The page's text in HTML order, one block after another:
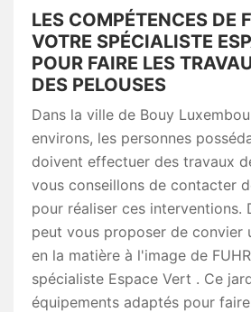
LES COMPÉTENCES DE
VOTRE SPÉCIALISTE
POUR FAIRE LES
DES PELOUSES
Dans la ville de Bouy
environs, les personnes
doivent effectuer des travaux
vous conseillons de contacter
pour réaliser ces interventions.
peut vous proposer de convier
en la matière à l'image de
spécialiste Espace Vert . Ce
équipements adaptés pour